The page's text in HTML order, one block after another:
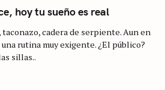
hoy tu sueño es real
cadera de serpiente. Aun en
rutina muy exigente. ¿El público?
sillas..